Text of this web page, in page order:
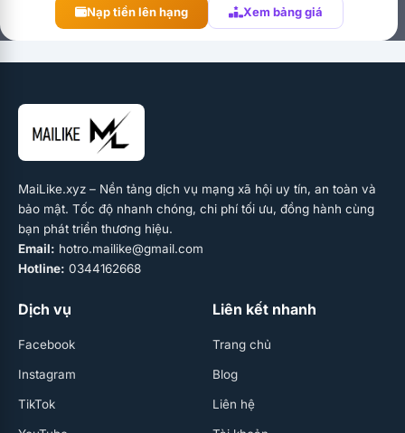
Nạp tiền lên hạng Xem bảng giá
MaiLike.xyz – Nền tảng dịch vụ mạng xã hội uy tín, an toàn và
bảo mật. Tốc độ nhanh chóng, chi phí tối ưu, đồng hành cùng
bạn phát triển thương hiệu.
Email: hotro.mailike@gmail.com
Hotline: 0344162668
Dịch vụ
Facebook
Instagram
TikTok
Liên kết nhanh
Trang chủ
Blog
Liên hệ